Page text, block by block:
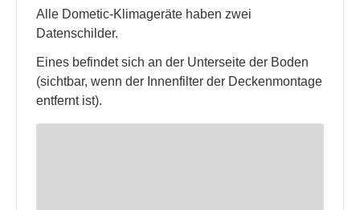
Alle Dometic-Klimageräte haben zwei
Datenschilder.
Eines befindet sich an der Unterseite der Boden
(sichtbar, wenn der Innenfilter der Deckenmontage
entfernt ist).